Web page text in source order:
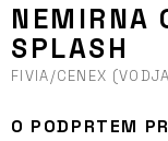
NEMIRNA
SPLASH
FIVIA/CENEX
O PODPRTEM